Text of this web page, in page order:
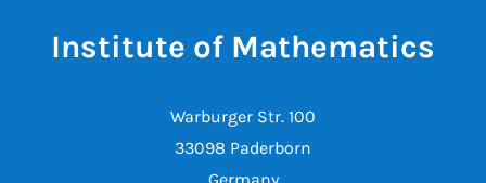
Institute of Mathematics
Warburger Str. 100
33098 Paderborn